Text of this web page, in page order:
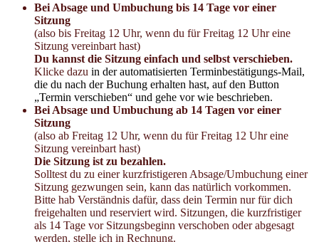
Bei Absage und Umbuchung bis 14 Tage vor einer
Sitzung
(also bis Freitag 12 Uhr, wenn du für Freitag 12 Uhr eine
Sitzung vereinbart hast)
Du kannst die Sitzung einfach und selbst verschieben.
Klicke dazu in der automatisierten Terminbestätigungs-Mail,
die du nach der Buchung erhalten hast, auf den Button
„Termin verschieben“ und gehe vor wie beschrieben.
Bei Absage und Umbuchung ab 14 Tagen vor einer
Sitzung
(also ab Freitag 12 Uhr, wenn du für Freitag 12 Uhr eine
Sitzung vereinbart hast)
Die Sitzung ist zu bezahlen.
Solltest du zu einer kurzfristigeren Absage/Umbuchung einer
Sitzung gezwungen sein, kann das natürlich vorkommen.
Bitte hab Verständnis dafür, dass dein Termin nur für dich
freigehalten und reserviert wird. Sitzungen, die kurzfristiger
als 14 Tage vor Sitzungsbeginn verschoben oder abgesagt
werden, stelle ich in Rechnung.